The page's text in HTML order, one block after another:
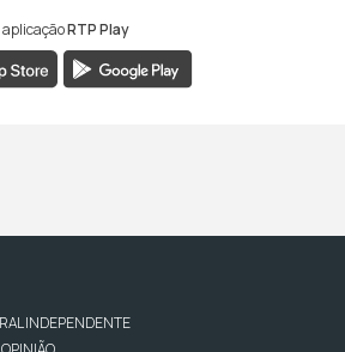
Madeira
RTP Play
INDEPENDENTE